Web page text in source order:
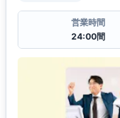
営業時間
24:00間